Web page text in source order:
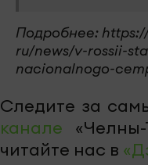
Подробнее:
ru/news/v-rossii-
nacionalnogo-
Следите за
канале «Челны-
читайте нас в